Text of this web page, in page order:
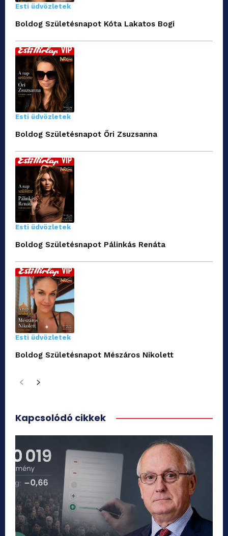
Esti üdvözletek
Boldog Születésnapot Kóta Lakatos Bogi
Esti üdvözletek
Boldog Születésnapot Őri Zsuzsanna
Esti üdvözletek
Boldog Születésnapot Pálinkás Renáta
Esti üdvözletek
Boldog Születésnapot Mészáros Nikolett
Kapcsolódó cikkek